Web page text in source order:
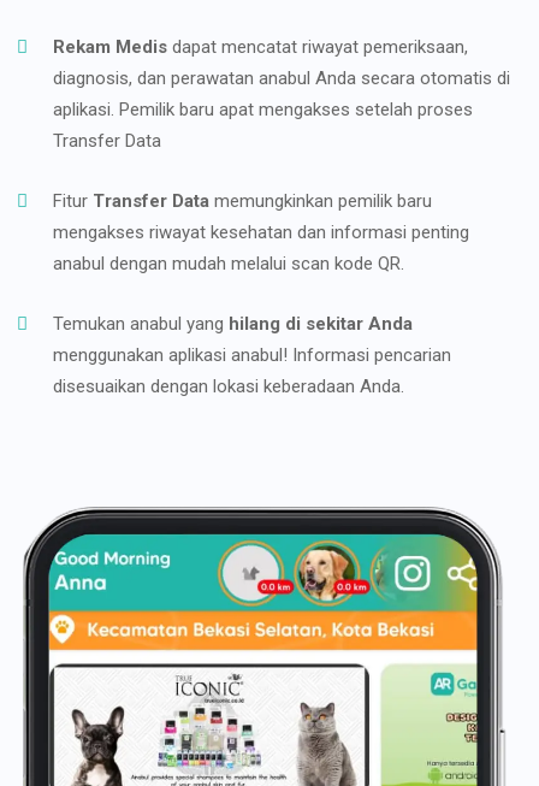
Rekam Medis dapat mencatat riwayat pemeriksaan,
diagnosis, dan perawatan anabul Anda secara otomatis di
aplikasi. Pemilik baru apat mengakses setelah proses
Transfer Data
Fitur Transfer Data memungkinkan pemilik baru
mengakses riwayat kesehatan dan informasi penting
anabul dengan mudah melalui scan kode QR.
Temukan anabul yang hilang di sekitar Anda
menggunakan aplikasi anabul! Informasi pencarian
disesuaikan dengan lokasi keberadaan Anda.